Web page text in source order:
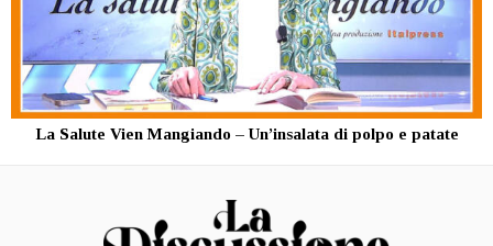
La Salute Vien Mangiando – Un’insalata di polpo e patate